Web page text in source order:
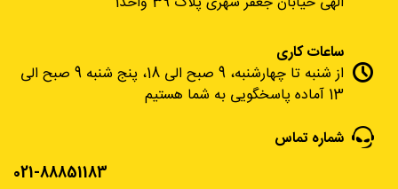
ساعات کاری
از شنبه تا چهارشنبه، 9 صبح الی 18، پنج شنبه 9 صبح الی
13 آماده پاسخگویی به شما هستیم
شماره تماس
021-88851183